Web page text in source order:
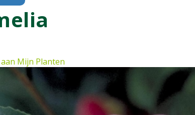
Mijn Planten